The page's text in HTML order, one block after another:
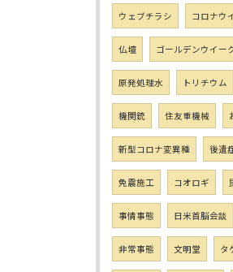
ウェブチラシ コロナウ
仏壇 ゴールデンウイー
原発処理水 トリチウム
機関銃 住友重機械
新型コロナ変異種 後遺
免震施工 コオロギ
事情事態 日米首脳会談
非常事態 文明堂 タ